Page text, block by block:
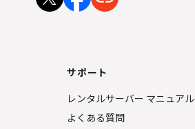
サポート
レンタルサーバー マニュアル
よくある質問